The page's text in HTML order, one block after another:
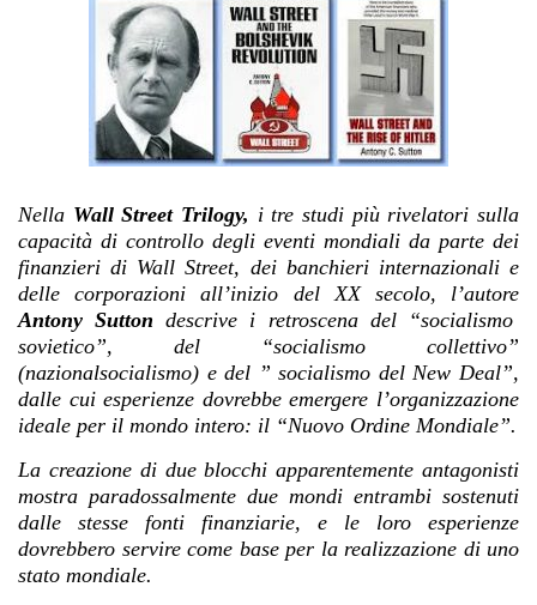
Nella Wall Street Trilogy, i tre studi più rivelatori sulla
capacità di controllo degli eventi mondiali da parte dei
finanzieri di Wall Street, dei banchieri internazionali e
delle corporazioni all’inizio del XX secolo, l’autore
Antony Sutton descrive i retroscena del “socialismo
sovietico”, del “socialismo collettivo”
(nazionalsocialismo) e del ” socialismo del New Deal”,
dalle cui esperienze dovrebbe emergere l’organizzazione
ideale per il mondo intero: il “Nuovo Ordine Mondiale”.
La creazione di due blocchi apparentemente antagonisti
mostra paradossalmente due mondi entrambi sostenuti
dalle stesse fonti finanziarie, e le loro esperienze
dovrebbero servire come base per la realizzazione di uno
stato mondiale.